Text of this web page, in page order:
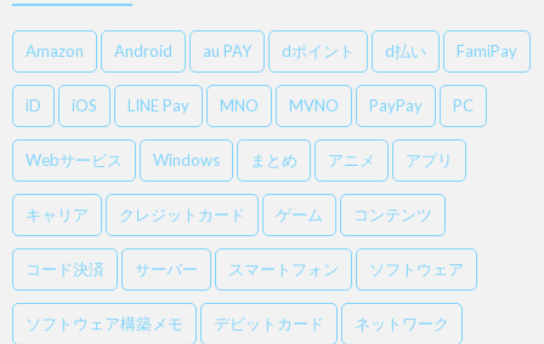
Amazon Android au PAY dポイント d払い FamiPay
iD iOS LINE Pay MNO MVNO PayPay PC
Webサービス Windows まとめ アニメ アプリ
キャリア クレジットカード ゲーム コンテンツ
コード決済 サーバー スマートフォン ソフトウェア
ソフトウェア構築メモ デビットカード ネットワーク